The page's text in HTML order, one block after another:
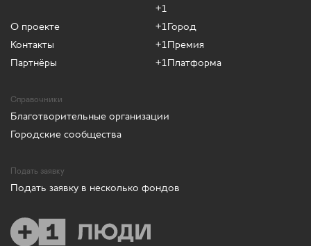
О проекте
Контакты
Партнёры
+1
+1Город
+1Премия
+1Платформа
Справочники
Благотворительные организации
Городские сообщества
Подать заявку
Подать заявку в несколько фондов